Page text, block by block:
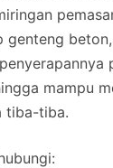
mampu
tiba-tiba.